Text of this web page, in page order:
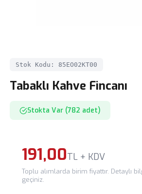
Stok Kodu: 85EO02KT00
Tabaklı Kahve Fincanı
Stokta Var (782 adet)
191,00TL + KDV
Toplu alımlarda birim fiyattır. Detaylı
geçiniz.